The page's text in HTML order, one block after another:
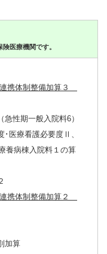
医療機関です。
携体制整備加算３
性期一般入院料6）
･医療看護必要度Ⅱ、
養病棟入院料１の算
携体制整備加算２
加算